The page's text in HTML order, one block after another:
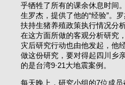
乎牺牲了所有的课余休息时间
生罗杰，提供了他的“经验”。
扶持生猪养殖政策执行情况分
在这方面所做的客观分析研究
灾后研究行动也由他发起，他
做这份研究，要对得起四川乡
的是台湾9·21大地震案例。
每天晚上，研究小组的7位成